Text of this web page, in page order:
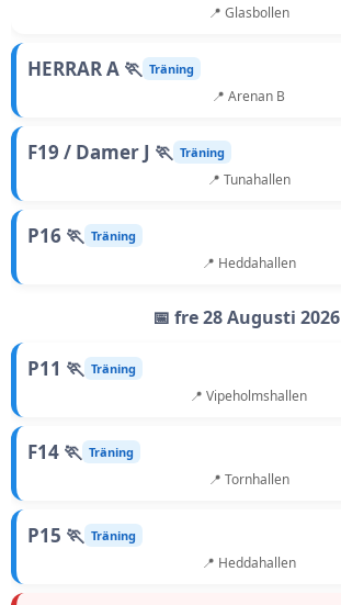
📍 Glasbollen
HERRAR A 🏃 Träning
📍 Arenan B
F19 / Damer J 🏃 Träning
📍 Tunahallen
P16 🏃 Träning
📍 Heddahallen
📅 fre 28 Augusti 2026
P11 🏃 Träning
📍 Vipeholmshallen
F14 🏃 Träning
📍 Tornhallen
P15 🏃 Träning
📍 Heddahallen